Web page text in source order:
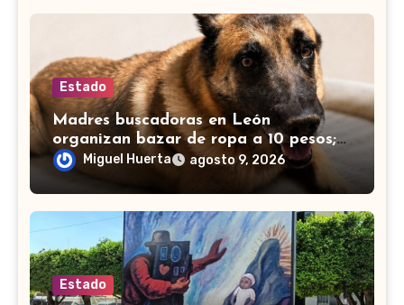
Estado
Madres buscadoras en León
organizan bazar de ropa a 10 pesos;
muchos se unen para apoyar
Miguel Huerta agosto 9, 2026
Estado